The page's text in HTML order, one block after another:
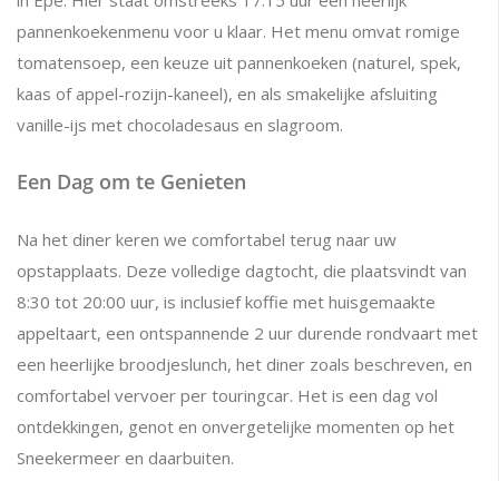
pannenkoekenmenu voor u klaar. Het menu omvat romige
tomatensoep, een keuze uit pannenkoeken (naturel, spek,
kaas of appel-rozijn-kaneel), en als smakelijke afsluiting
vanille-ijs met chocoladesaus en slagroom.
Een Dag om te Genieten
Na het diner keren we comfortabel terug naar uw
opstapplaats. Deze volledige dagtocht, die plaatsvindt van
8:30 tot 20:00 uur, is inclusief koffie met huisgemaakte
appeltaart, een ontspannende 2 uur durende rondvaart met
een heerlijke broodjeslunch, het diner zoals beschreven, en
comfortabel vervoer per touringcar. Het is een dag vol
ontdekkingen, genot en onvergetelijke momenten op het
Sneekermeer en daarbuiten.